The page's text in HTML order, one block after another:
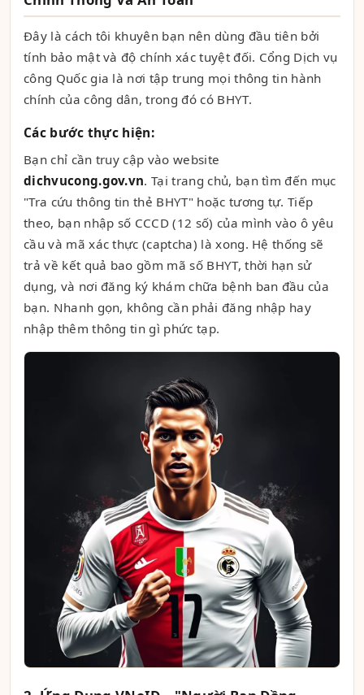
Đây là cách tôi khuyên bạn nên dùng đầu tiên bởi
tính bảo mật và độ chính xác tuyệt đối. Cổng Dịch vụ
công Quốc gia là nơi tập trung mọi thông tin hành
chính của công dân, trong đó có BHYT.
Các bước thực hiện:
Bạn chỉ cần truy cập vào website
dichvucong.gov.vn. Tại trang chủ, bạn tìm đến mục
"Tra cứu thông tin thẻ BHYT" hoặc tương tự. Tiếp
theo, bạn nhập số CCCD (12 số) của mình vào ô yêu
cầu và mã xác thực (captcha) là xong. Hệ thống sẽ
trả về kết quả bao gồm mã số BHYT, thời hạn sử
dụng, và nơi đăng ký khám chữa bệnh ban đầu của
bạn. Nhanh gọn, không cần phải đăng nhập hay
nhập thêm thông tin gì phức tạp.